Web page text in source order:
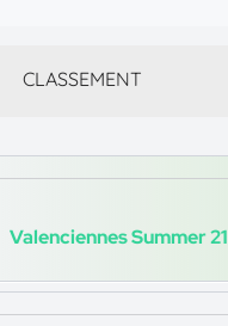
CLASSEMENT
Valenciennes Summer 21